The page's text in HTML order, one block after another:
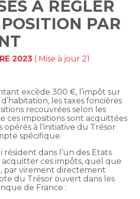
À RÉGLER
PAR
2023 ( Mise à jour 21
excède 300 €, l’impôt sur
les taxes foncières
recouvrées selon les
ces impositions sont acquittées
à l’initiative du Trésor
spécifique.
résident dans l’un des Etats
ces impôts, quel que
par virement directement
du Trésor ouvert dans les
de France :